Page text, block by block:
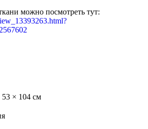
можно посмотреть тут:
53 × 104 см